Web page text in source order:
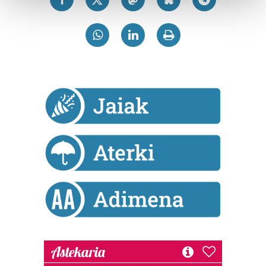
and set your preferences in the details section.
Guk eta gure bazkideek zure datu pertsonalak
prozesatzen ditugu, zure IP zenbakia, besteak beste,
neurtzeko, jendeari buruzko informazioa biltzeko eta
produktuak garatzeko. Zure datuak nork eta zertarako
erabiltzen dituen hauta dezakezu.
Bazkide batzuek ez dizute baimenik eskatzen, eta beren
interes komertzial legitimoetan babesten dira. Ikusi gure
bazkideen zerrenda, beren ustez zein helburutarako
duten interes legitimoa eta horren aurka nola egin
dezakezun ikusteko.
buruzko informazio gehiago eta ezarri zure lehentasunak
datuen atalean. Edozein unetan alda edo ken dezakezu
Astekaria